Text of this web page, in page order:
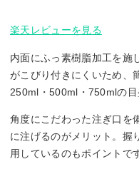
楽天レビューを見る
内面にふっ素樹脂加工を施
がこびり付きにくいため、
250ml・500ml・750mlの目
角度にこだわった注ぎ口を
に注げるのがメリット。握
用しているのもポイントで